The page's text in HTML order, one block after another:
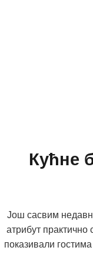
Кућне
Још сасвим
атрибут практично
показивали